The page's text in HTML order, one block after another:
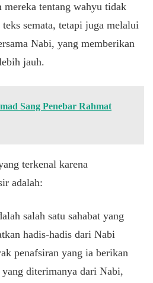
mereka tentang wahyu tidak
semata, tetapi juga melalui
Nabi, yang memberikan
jauh.
Sang Penebar Rahmat
terkenal karena
adalah:
salah satu sahabat yang
hadis-hadis dari Nabi
penafsiran yang ia berikan
yang diterimanya dari Nabi,